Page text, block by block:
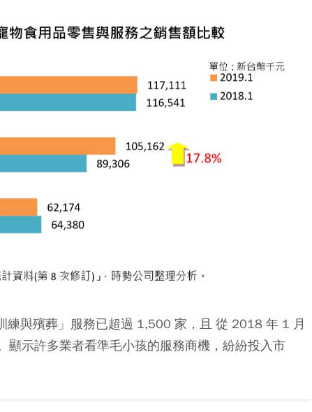
練與殯葬」服務已超過 1,500 家，且 從 2018 年 1 月
示許多業者看準毛小孩的服務商機，紛紛投入市